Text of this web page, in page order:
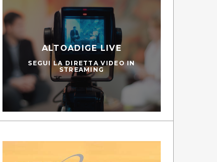
ALTOADIGE LIVE
SEGUI LA DIRETTA VIDEO IN
STREAMING